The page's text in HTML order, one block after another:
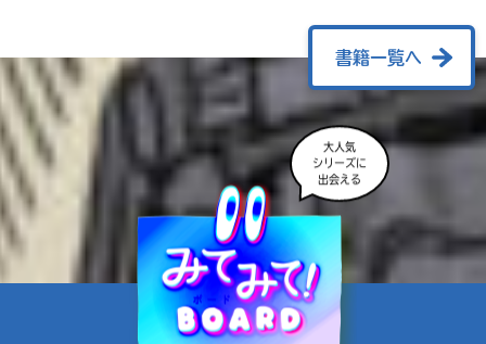
営委員会／協力
佐久間さのすけ／絵
書籍一覧へ
シリーズに
出会える